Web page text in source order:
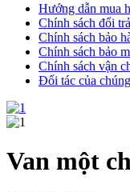
Hướng dẫn mua
Chính sách đổi
Chính sách bảo
Chính sách bảo
Chính sách vận
Đối tác của
Van một